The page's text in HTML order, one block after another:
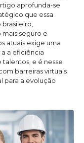
aprofunda-se
que essa
seguro e
atuais exige uma
a eficiência
e é nesse
barreiras virtuais
para a evolução